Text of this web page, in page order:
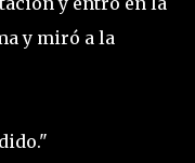
y miró a la